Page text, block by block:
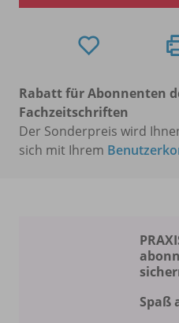
Rabatt für Abonnenten
Fachzeitschriften
Der Sonderpreis wird
sich mit Ihrem
Spaß